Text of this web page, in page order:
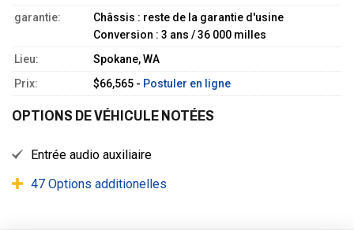
garantie:
Châssis : reste de la garantie d'usine
Conversion : 3 ans / 36 000 milles
Lieu:
Spokane, WA
Prix:
$66,565 - Postuler en ligne
OPTIONS DE VÉHICULE NOTÉES
Entrée audio auxiliaire
47 Options additionelles